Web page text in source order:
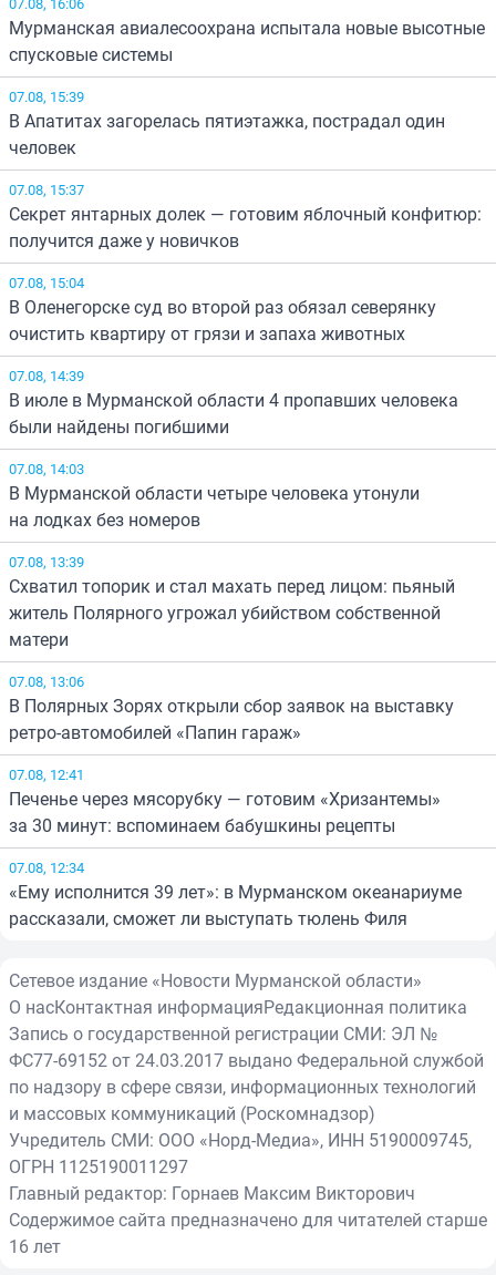
Мурманская авиалесоохрана испытала новые высотные
спусковые системы
07.08, 15:39
В Апатитах загорелась пятиэтажка, пострадал один
человек
07.08, 15:37
Секрет янтарных долек — готовим яблочный конфитюр:
получится даже у новичков
07.08, 15:04
В Оленегорске суд во второй раз обязал северянку
очистить квартиру от грязи и запаха животных
07.08, 14:39
В июле в Мурманской области 4 пропавших человека
были найдены погибшими
07.08, 14:03
В Мурманской области четыре человека утонули
на лодках без номеров
07.08, 13:39
Схватил топорик и стал махать перед лицом: пьяный
житель Полярного угрожал убийством собственной
матери
07.08, 13:06
В Полярных Зорях открыли сбор заявок на выставку
ретро-автомобилей «Папин гараж»
07.08, 12:41
Печенье через мясорубку — готовим «Хризантемы»
за 30 минут: вспоминаем бабушкины рецепты
07.08, 12:34
«Ему исполнится 39 лет»: в Мурманском океанариуме
рассказали, сможет ли выступать тюлень Филя
Сетевое издание «Новости Мурманской области»
О насКонтактная информацияРедакционная политика
Запись о государственной регистрации СМИ: ЭЛ №
ФС77-69152 от 24.03.2017 выдано Федеральной службой
по надзору в сфере связи, информационных технологий
и массовых коммуникаций (Роскомнадзор)
Учредитель СМИ: ООО «Норд-Медиа», ИНН 5190009745,
ОГРН 1125190011297
Главный редактор: Горнаев Максим Викторович
Содержимое сайта предназначено для читателей старше
16 лет